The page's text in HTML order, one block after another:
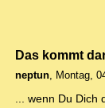
Das kommt
neptun, Montag,
... wenn Du Dich